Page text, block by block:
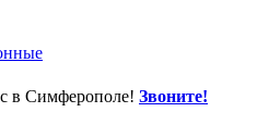
в Симферополе! Звоните!